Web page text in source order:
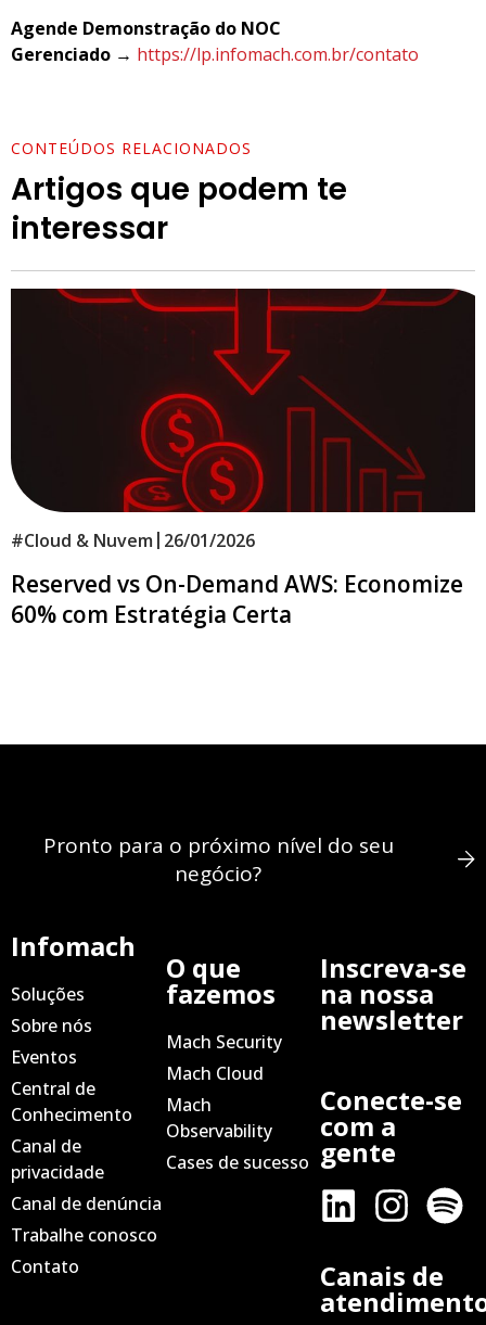
Agende Demonstração do NOC
Gerenciado → https://lp.infomach.com.br/contato
CONTEÚDOS RELACIONADOS
Artigos que podem te
interessar
#Cloud & Nuvem | 26/01/2026
Reserved vs On-Demand AWS: Economize
60% com Estratégia Certa
Pronto para o próximo nível do seu
negócio?
Infomach
Soluções
Sobre nós
Eventos
Central de
Conhecimento
Canal de
privacidade
Canal de denúncia
Trabalhe conosco
Contato
O que
fazemos
Mach Security
Mach Cloud
Mach
Observability
Cases de sucesso
Inscreva-se
na nossa
newsletter
Conecte-se
com a
gente
Canais de